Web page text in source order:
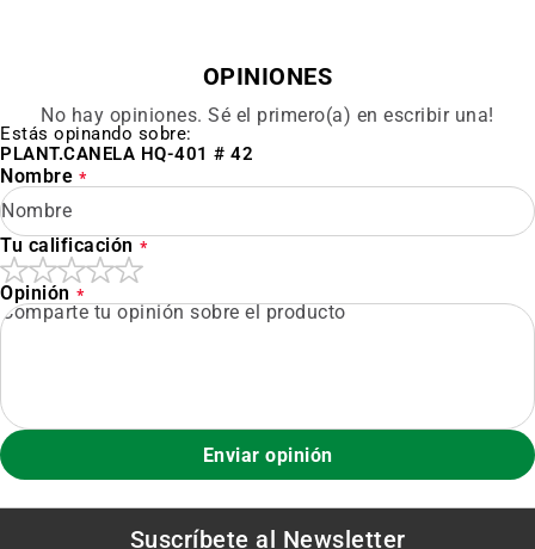
OPINIONES
No hay opiniones. Sé el primero(a) en escribir una!
Estás opinando sobre:
PLANT.CANELA HQ-401 # 42
Nombre
Tu calificación
Opinión
Enviar opinión
Suscríbete al Newsletter